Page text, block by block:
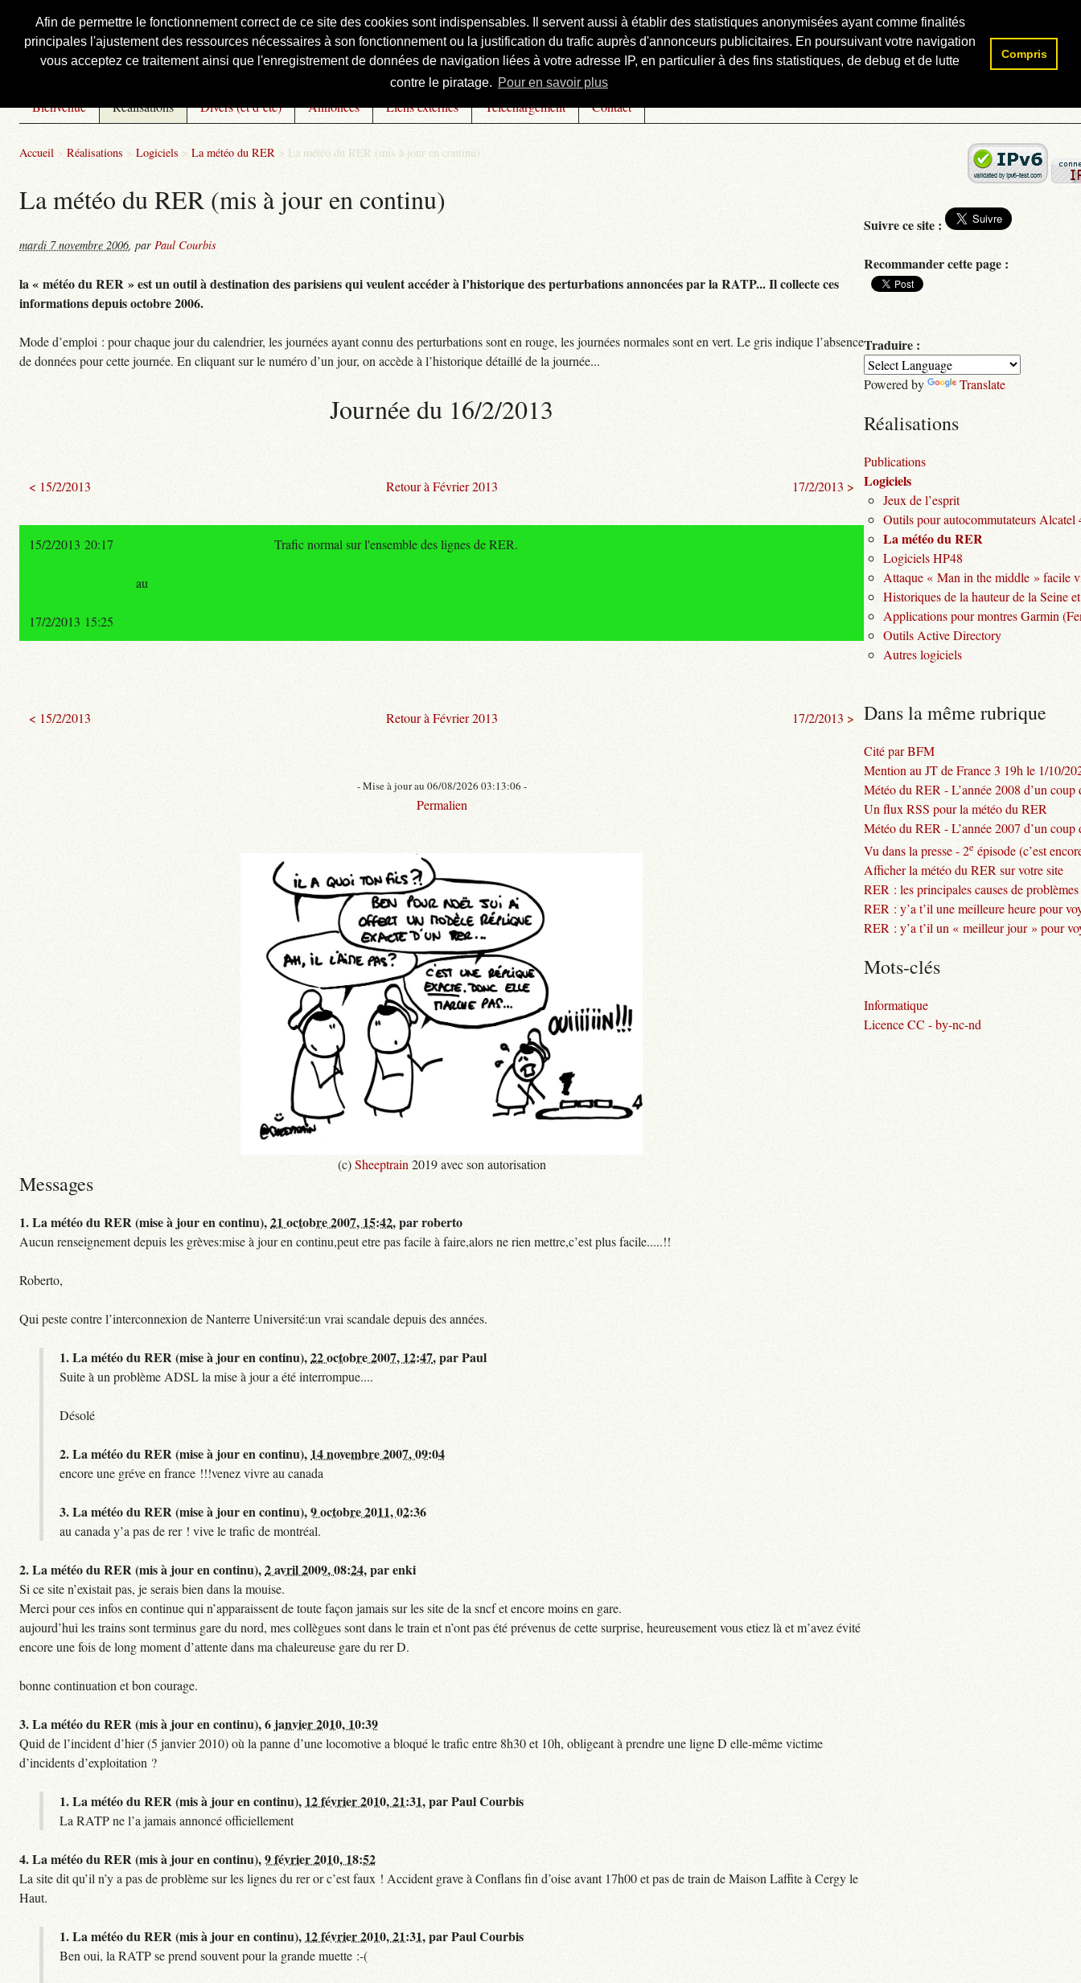
Afin de permettre le fonctionnement correct de ce site des cookies sont indispensables. Il servent aussi à établir des statistiques anonymisées ayant comme finalités
principales l'ajustement des ressources nécessaires à son fonctionnement ou la justification du trafic auprès d'annonceurs publicitaires. En poursuivant votre navigation
vous acceptez ce traitement ainsi que l'enregistrement de données de navigation liées à votre adresse IP, en particulier à des fins statistiques, de debug et de lutte
contre le piratage. Pour en savoir plus
Compris
Courbis, « LE » Blog Officiel
Bienvenue Réalisations Divers (et d’été) Annonces Liens externes Téléchargement Contact
Accueil > Réalisations > Logiciels > La météo du RER > La météo du RER (mis à jour en continu)
La météo du RER (mis à jour en continu)
mardi 7 novembre 2006, par Paul Courbis
la « météo du RER » est un outil à destination des parisiens qui veulent accéder à l’historique des perturbations annoncées par la RATP... Il collecte ces
informations depuis octobre 2006.
Mode d’emploi : pour chaque jour du calendrier, les journées ayant connu des perturbations sont en rouge, les journées normales sont en vert. Le gris indique l’absence
de données pour cette journée. En cliquant sur le numéro d’un jour, on accède à l’historique détaillé de la journée...
Journée du 16/2/2013
< 15/2/2013 Retour à Février 2013 17/2/2013 >
15/2/2013 20:17 Trafic normal sur l'ensemble des lignes de RER.
au
17/2/2013 15:25
< 15/2/2013 Retour à Février 2013 17/2/2013 >
- Mise à jour au 06/08/2026 03:13:06 -
Permalien
(c)Sheeptrain 2019 avec son autorisation
Messages
1.La météo du RER (mise à jour en continu),21 octobre 2007, 15:42,parroberto
Aucun renseignement depuis les grèves:mise à jour en continu,peut etre pas facile à faire,alors ne rien mettre,c’est plus facile.....!!
Roberto,
Qui peste contre l’interconnexion de Nanterre Université:un vrai scandale depuis des années.
1.La météo du RER (mise à jour en continu),22 octobre 2007, 12:47,parPaul
Suite à un problème ADSL la mise à jour a été interrompue....
Désolé
2.La météo du RER (mise à jour en continu), 14 novembre 2007, 09:04
encore une gréve en france !!!venez vivre au canada
3.La météo du RER (mise à jour en continu),9 octobre 2011, 02:36
au canada y’a pas de rer ! vive le trafic de montréal.
2.La météo du RER (mis à jour en continu),2 avril 2009, 08:24,parenki
Si ce site n’existait pas, je serais bien dans la mouise.
Merci pour ces infos en continue qui n’apparaissent de toute façon jamais sur les site de la sncf et encore moins en gare.
aujourd’hui les trains sont terminus gare du nord, mes collègues sont dans le train et n’ont pas été prévenus de cette surprise, heureusement vous etiez là et m’avez évité
encore une fois de long moment d’attente dans ma chaleureuse gare du rer D.
bonne continuation et bon courage.
3.La météo du RER (mis à jour en continu),6 janvier 2010, 10:39
Quid de l’incident d’hier (5 janvier 2010) où la panne d’une locomotive a bloqué le trafic entre 8h30 et 10h, obligeant à prendre une ligne D elle-même victime
d’incidents d’exploitation ?
1.La météo du RER (mis à jour en continu), 12 février 2010, 21:31,parPaul Courbis
La RATP ne l’a jamais annoncé officiellement
4.La météo du RER (mis à jour en continu),9 février 2010, 18:52
La site dit qu’il n’y a pas de problème sur les lignes du rer or c’est faux ! Accident grave à Conflans fin d’oise avant 17h00 et pas de train de Maison Laffite à Cergy le
Haut.
1.La météo du RER (mis à jour en continu), 12 février 2010, 21:31,parPaul Courbis
Ben oui, la RATP se prend souvent pour la grande muette :-(
Rechercher :
Suivre ce site :
Recommander cette page :
Traduire :
Powered by Translate
Réalisations
Publications
Logiciels
Jeux de l’esprit
Outils pour autocommutateurs Alcatel
La météo du RER
Logiciels HP48
Attaque « Man in the middle » facile
Historiques de la hauteur de la Seine
Applications pour montres Garmin
Outils Active Directory
Autres logiciels
Dans la même rubrique
Cité par BFM
Mention au JT de France 3 19h le 1/10/
Météo du RER - L’année 2008 d’un coup
Un flux RSS pour la météo du RER
Météo du RER - L’année 2007 d’un coup
Vu dans la presse - 2e épisode (c’est
Afficher la météo du RER sur votre site
RER : les principales causes de problèmes
RER : y’a t’il une meilleure heure pour
RER : y’a t’il un « meilleur jour » pour
Mots-clés
Informatique
Licence CC - by-nc-nd